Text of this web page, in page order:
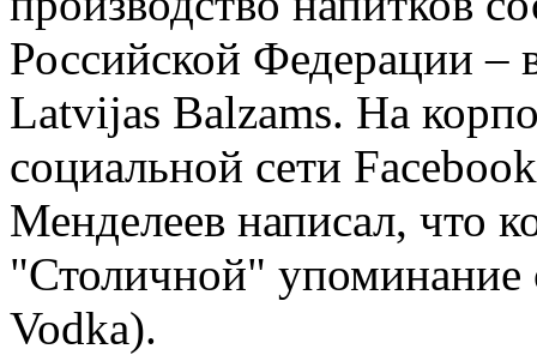
Российской Федерации –
Latvijas Balzams. На
социальной сети
Менделеев написал, что
"Столичной" упоминание
Vodka).